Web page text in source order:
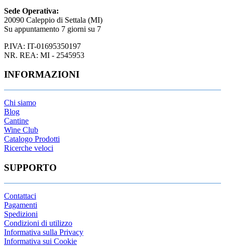
Sede Operativa:
20090 Caleppio di Settala (MI)
Su appuntamento 7 giorni su 7
P.IVA: IT-01695350197
NR. REA: MI - 2545953
INFORMAZIONI
Chi siamo
Blog
Cantine
Wine Club
Catalogo Prodotti
Ricerche veloci
SUPPORTO
Contattaci
Pagamenti
Spedizioni
Condizioni di utilizzo
Informativa sulla Privacy
Informativa sui Cookie